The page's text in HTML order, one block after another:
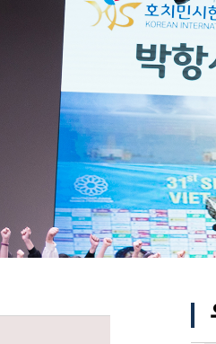
학생회장인사말
학교상징
학교 CI
교직원현황
학생현황
위치/전화
전경사진